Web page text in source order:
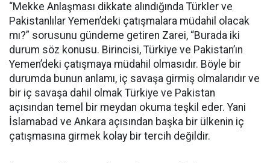
“Mekke Anlaşması dikkate alındığında Türkler ve
Pakistanlılar Yemen’deki çatışmalara müdahil olacak
mı?” sorusunu gündeme getiren Zarei, “Burada iki
durum söz konusu. Birincisi, Türkiye ve Pakistan’ın
Yemen’deki çatışmaya müdahil olmasıdır. Böyle bir
durumda bunun anlamı, iç savaşa girmiş olmalarıdır ve
bir iç savaşa dahil olmak Türkiye ve Pakistan
açısından temel bir meydan okuma teşkil eder. Yani
İslamabad ve Ankara açısından başka bir ülkenin iç
çatışmasına girmek kolay bir tercih değildir.